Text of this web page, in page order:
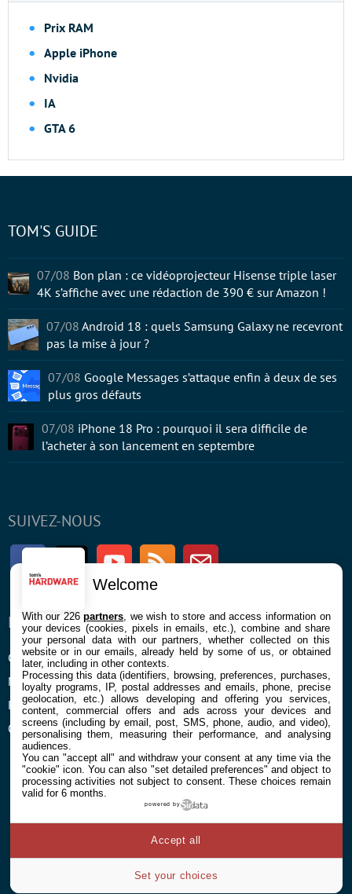
Prix RAM
Apple iPhone
Nvidia
IA
GTA 6
SUIVEZ-NOUS
FacebookTwitter Youtube RSS Newsletter
ENTREPRISE
Confidentialité et Cookies
Mentions légales et CGU
Préférences Cookies
Qui sommes nous
À PROPOS
Contact
TOM'S GUIDE
07/08 Bon plan : ce vidéoprojecteur Hisense triple laser
4K s’affiche avec une rédaction de 390 € sur Amazon !
07/08 Android 18 : quels Samsung Galaxy ne recevront
pas la mise à jour ?
07/08 Google Messages s’attaque enfin à deux de ses
plus gros défauts
07/08 iPhone 18 Pro : pourquoi il sera difficile de
l’acheter à son lancement en septembre
Welcome
With our 226partners , we wish to store and access information on
your devices (cookies, pixels in emails, etc.), combine and share
your personal data with our partners, whether collected on this
website or in our emails, already held by some of us, or obtained
later, including in other contexts.
Processing this data (identifiers, browsing, preferences, purchases,
loyalty programs, IP, postal addresses and emails, phone, precise
geolocation, etc.) allows developing and offering you services,
content, commercial offers and ads across your devices and
screens (including by email, post, SMS, phone, audio, and video),
personalising them, measuring their performance, and analysing
audiences.
You can "accept all" and withdraw your consent at any time via the
"cookie" icon. You can also "set detailed preferences" and object to
processing activities not subject to consent. These choices remain
valid for 6 months.
powered by
Set your choices
Accept all